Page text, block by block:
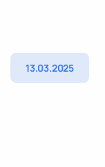
13.03.2025